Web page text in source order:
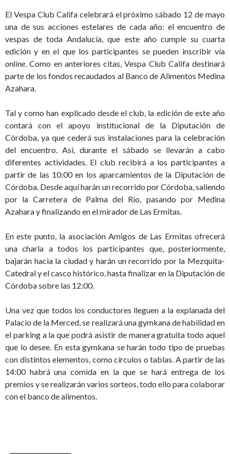
El Vespa Club Califa celebrará el próximo sábado 12 de mayo
una de sus acciones estelares de cada año: el encuentro de
vespas de toda Andalucía, que este año cumple su cuarta
edición y en el que los participantes se pueden inscribir vía
online. Como en anteriores citas, Vespa Club Califa destinará
parte de los fondos recaudados al Banco de Alimentos Medina
Azahara.
Tal y como han explicado desde el club, la edición de este año
contará con el apoyo institucional de la Diputación de
Córdoba, ya que cederá sus instalaciones para la celebración
del encuentro. Así, durante el sábado se llevarán a cabo
diferentes actividades. El club recibirá a los participantes a
partir de las 10:00 en los aparcamientos de la Diputación de
Córdoba. Desde aquí harán un recorrido por Córdoba, saliendo
por la Carretera de Palma del Río, pasando por Medina
Azahara y finalizando en el mirador de Las Ermitas.
En este punto, la asociación Amigos de Las Ermitas ofrecerá
una charla a todos los participantes que, posteriormente,
bajarán hacia la ciudad y harán un recorrido por la Mezquita-
Catedral y el casco histórico, hasta finalizar en la Diputación de
Córdoba sobre las 12:00.
Una vez que todos los conductores lleguen a la explanada del
Palacio de la Merced, se realizará una gymkana de habilidad en
el parking a la que podrá asistir de manera gratuita todo aquel
que lo desee. En esta gymkana se harán todo tipo de pruebas
con distintos elementos, como círculos o tablas. A partir de las
14:00 habrá una comida en la que se hará entrega de los
premios y se realizarán varios sorteos, todo ello para colaborar
con el banco de alimentos.